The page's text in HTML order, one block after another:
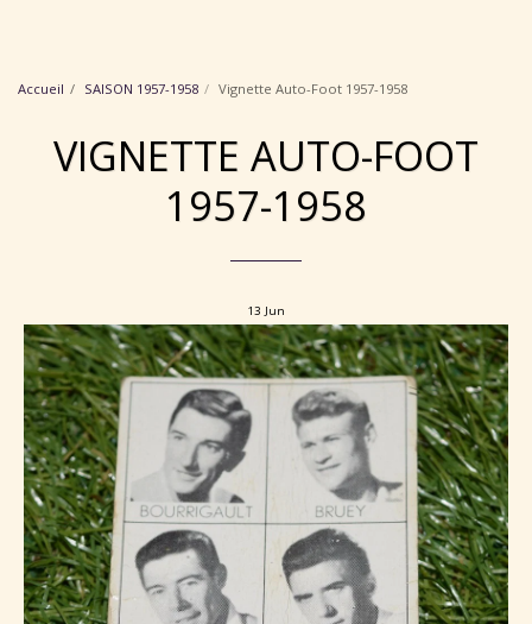
Accueil SAISON 1957-1958 Vignette Auto-Foot 1957-1958
VIGNETTE AUTO-FOOT
1957-1958
13 Jun